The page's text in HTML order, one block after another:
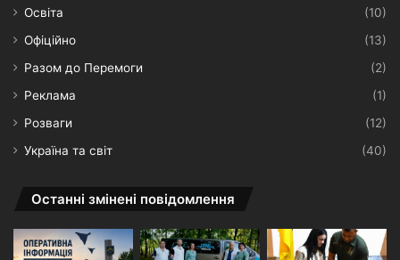
Освіта
(10)
Офіційно
(13)
Разом до Перемоги
(2)
Реклама
(1)
Розваги
(12)
Україна та світ
(40)
Останні змінені повідомлення